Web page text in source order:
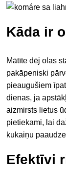
Kāda ir
Mātīte dēj olas
pakāpeniski
pieaugušiem
dienas, ja
aizmirsts lietus
pietiekami, lai
kukaiņu
Efektīvi